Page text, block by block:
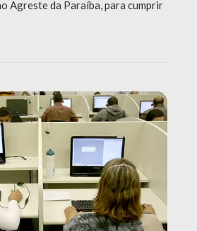
Agreste da Paraíba, para cumprir